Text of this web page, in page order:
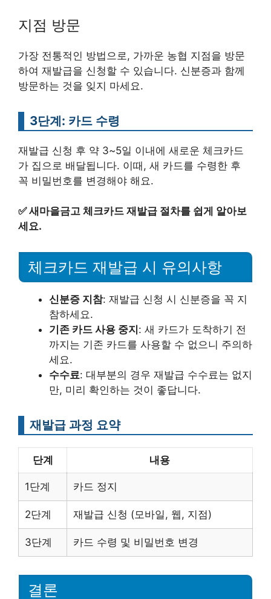
지점 방문
가장 전통적인 방법으로, 가까운 농협 지점을 방문
하여 재발급을 신청할 수 있습니다. 신분증과 함께
방문하는 것을 잊지 마세요.
3단계: 카드 수령
재발급 신청 후 약 3~5일 이내에 새로운 체크카드
가 집으로 배달됩니다. 이때, 새 카드를 수령한 후
꼭 비밀번호를 변경해야 해요.
✅새마을금고 체크카드 재발급 절차를 쉽게 알아보
세요.
체크카드 재발급 시 유의사항
신분증 지참: 재발급 신청 시 신분증을 꼭 지
참하세요.
기존 카드 사용 중지: 새 카드가 도착하기 전
까지는 기존 카드를 사용할 수 없으니 주의하
세요.
수수료: 대부분의 경우 재발급 수수료는 없지
만, 미리 확인하는 것이 좋답니다.
재발급 과정 요약
단계 내용
1단계 카드 정지
2단계 재발급 신청 (모바일, 웹, 지점)
3단계 카드 수령 및 비밀번호 변경
결론